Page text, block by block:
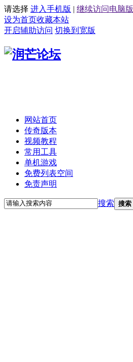
请选择 进入手机版 | 继续访问电脑版
设为首页收藏本站
开启辅助访问 切换到宽版
网站首页
传奇版本
视频教程
常用工具
单机游戏
免费列表空间
免责声明
搜索 搜索